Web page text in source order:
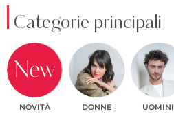
Categorie principali
NOVITÀ DONNE UOMINI